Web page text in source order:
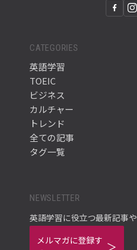
CATEGORIES
英語学習
TOEIC
ビジネス
カルチャー
トレンド
全ての記事
タグ一覧
NEWSLETTER
英語学習に役立つ最新記事
メルマガに登録す